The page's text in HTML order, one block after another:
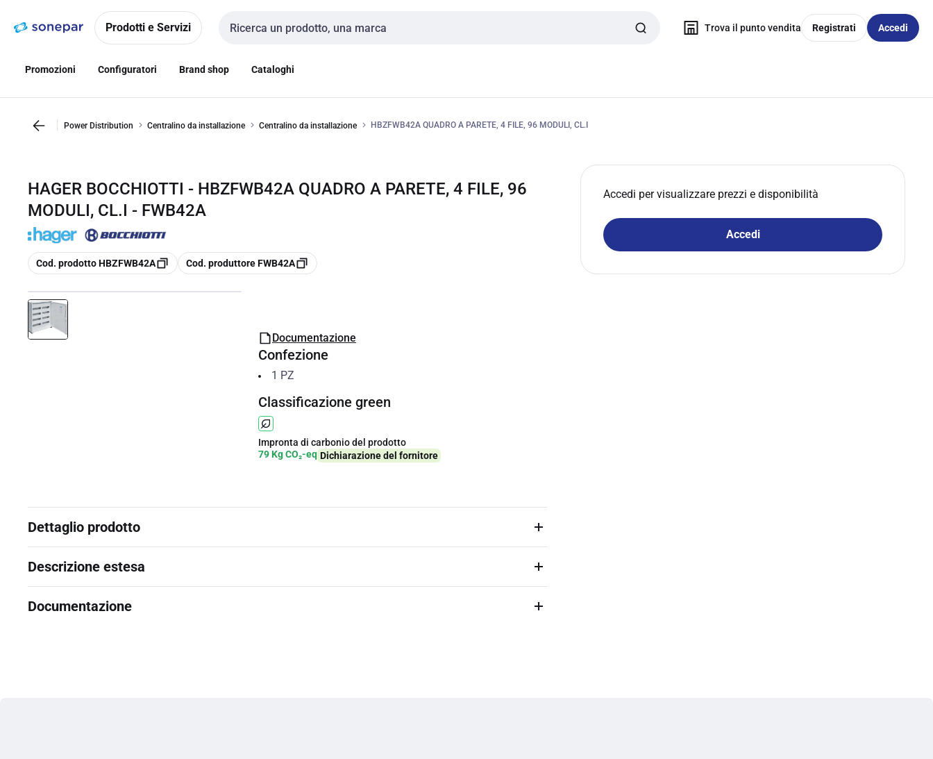
navigazionealla
Prodotti e Servizi
Cerca input
Trova il punto vendita Registrati Accedi
Promozioni Configuratori Brand shop Cataloghi
Power Distribution Centralino da installazione Centralino da installazione HBZFWB42A QUADRO A PARETE, 4 FILE, 96 MODULI, CL.I
HAGER BOCCHIOTTI - HBZFWB42A QUADRO A PARETE, 4 FILE, 96
MODULI, CL.I - FWB42A
copia
Cod. prodotto HBZFWB42A copia
Cod. produttore FWB42A
Accedi per visualizzare prezzi e disponibilità
Accedi
Documentazione
Confezione
1 PZ
Classificazione green
Impronta di carbonio del prodotto
79 Kg CO₂-eq Dichiarazione del fornitore
Dettaglio prodotto
Descrizione estesa
Documentazione